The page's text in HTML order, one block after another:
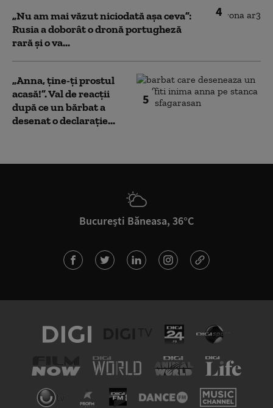
4
„Nu am mai văzut niciodată așa ceva”:
Rusia a doborât o dronă portugheză
rară și o va...
5
„Anna, ţine-ţi prostul
acasă!”. Val de reacții
după ce un bărbat a
desenat o declarație...
București Băneasa, 36°C